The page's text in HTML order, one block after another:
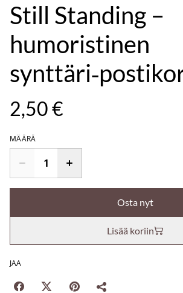
Still Standing –
humoristinen
2,50 €
MÄÄRÄ
Osta nyt
Lisää koriin
JAA